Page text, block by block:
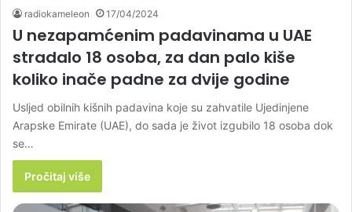
radiokameleon 17/04/2024
U nezapamćenim padavinama u UAE
stradalo 18 osoba, za dan palo kiše
koliko inače padne za dvije godine
Usljed obilnih kišnih padavina koje su zahvatile Ujedinjene
Arapske Emirate (UAE), do sada je život izgubilo 18 osoba dok
se…
Pročitaj više